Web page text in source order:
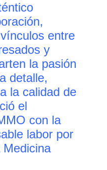
entre
y
la pasión
detalle,
la calidad de
el
con la
labor por
Medicina